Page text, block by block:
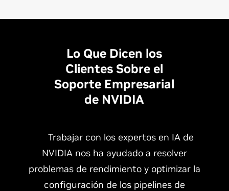
Lo Que Dicen los
Clientes Sobre el
Soporte Empresarial
de NVIDIA
Trabajar con los expertos en IA de
NVIDIA nos ha ayudado a resolver
problemas de rendimiento y optimizar la
configuración de los pipelines de